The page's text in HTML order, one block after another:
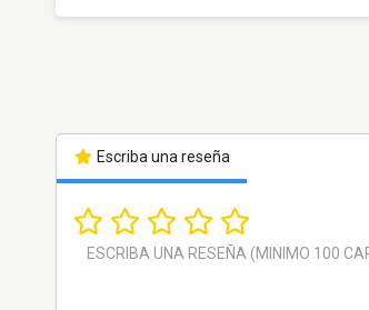
Escriba una reseña